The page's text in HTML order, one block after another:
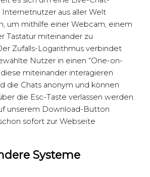
aus aller Welt
um mithilfe einer Webcam, einem
Tastatur miteinander zu
Zufalls-Logarithmus verbindet
Nutzer in einen “One-on-
miteinander interagieren
die Chats anonym und können
die Esc-Taste verlassen werden.
unserem Download-Button
sofort zur Webseite
Systeme